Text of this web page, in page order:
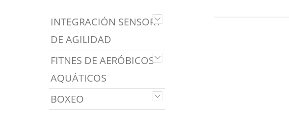
INTEGRACIÓN SENSORY
DE AGILIDAD
FITNES DE AERÓBICOS
AQUÁTICOS
BOXEO